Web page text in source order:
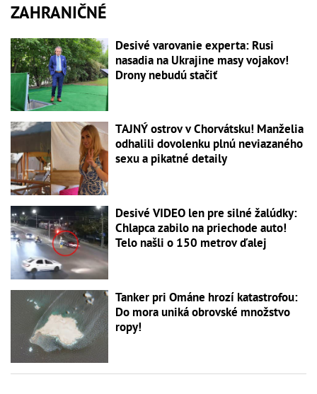
ZAHRANIČNÉ
Desivé varovanie experta: Rusi
nasadia na Ukrajine masy vojakov!
Drony nebudú stačiť
TAJNÝ ostrov v Chorvátsku! Manželia
odhalili dovolenku plnú neviazaného
sexu a pikatné detaily
Desivé VIDEO len pre silné žalúdky:
Chlapca zabilo na priechode auto!
Telo našli o 150 metrov ďalej
Tanker pri Ománe hrozí katastrofou:
Do mora uniká obrovské množstvo
ropy!